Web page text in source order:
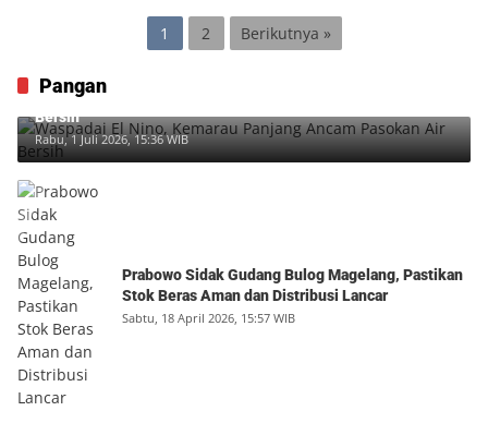
1 2 Berikutnya »
Pangan
Waspadai El Nino, Kemarau Panjang Ancam Pasokan Air
Bersih
Rabu, 1 Juli 2026, 15:36 WIB
Prabowo Sidak Gudang Bulog Magelang, Pastikan
Stok Beras Aman dan Distribusi Lancar
Sabtu, 18 April 2026, 15:57 WIB